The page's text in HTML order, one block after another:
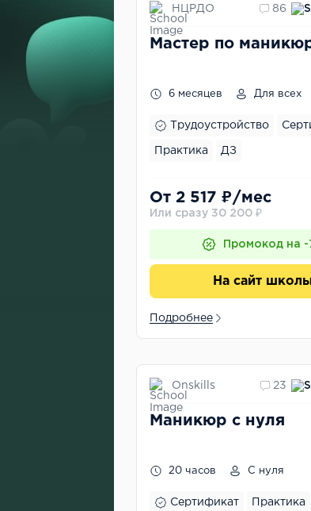
НЦРДО 86
Мастер по
6 месяцев Для всех
Трудоустройство
Практика ДЗ
От 2 517 ₽/мес
Или сразу 30 200 ₽
Промокод на -
На сайт
Подробнее
Onskills 23
Маникюр с нуля
20 часов С нуля
Сертификат Практика